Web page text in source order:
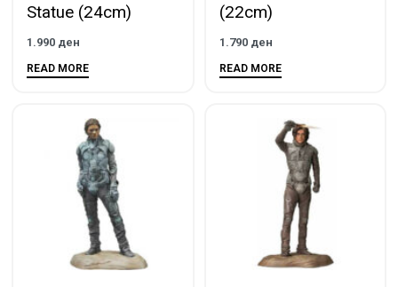
Statue (24cm)
1.990 ден
READ MORE
(22cm)
1.790 ден
READ MORE